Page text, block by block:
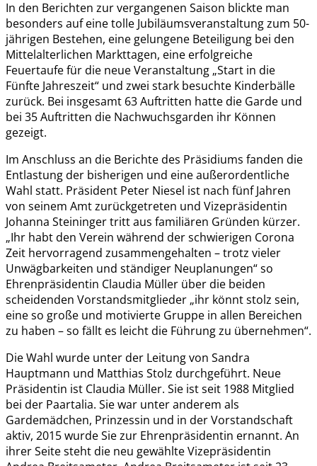
In den Berichten zur vergangenen Saison blickte man
besonders auf eine tolle Jubiläumsveranstaltung zum 50-
jährigen Bestehen, eine gelungene Beteiligung bei den
Mittelalterlichen Markttagen, eine erfolgreiche
Feuertaufe für die neue Veranstaltung „Start in die
Fünfte Jahreszeit“ und zwei stark besuchte Kinderbälle
zurück. Bei insgesamt 63 Auftritten hatte die Garde und
bei 35 Auftritten die Nachwuchsgarden ihr Können
gezeigt.
Im Anschluss an die Berichte des Präsidiums fanden die
Entlastung der bisherigen und eine außerordentliche
Wahl statt. Präsident Peter Niesel ist nach fünf Jahren
von seinem Amt zurückgetreten und Vizepräsidentin
Johanna Steininger tritt aus familiären Gründen kürzer.
„Ihr habt den Verein während der schwierigen Corona
Zeit hervorragend zusammengehalten – trotz vieler
Unwägbarkeiten und ständiger Neuplanungen“ so
Ehrenpräsidentin Claudia Müller über die beiden
scheidenden Vorstandsmitglieder „ihr könnt stolz sein,
eine so große und motivierte Gruppe in allen Bereichen
zu haben – so fällt es leicht die Führung zu übernehmen“.
Die Wahl wurde unter der Leitung von Sandra
Hauptmann und Matthias Stolz durchgeführt. Neue
Präsidentin ist Claudia Müller. Sie ist seit 1988 Mitglied
bei der Paartalia. Sie war unter anderem als
Gardemädchen, Prinzessin und in der Vorstandschaft
aktiv, 2015 wurde Sie zur Ehrenpräsidentin ernannt. An
ihrer Seite steht die neu gewählte Vizepräsidentin